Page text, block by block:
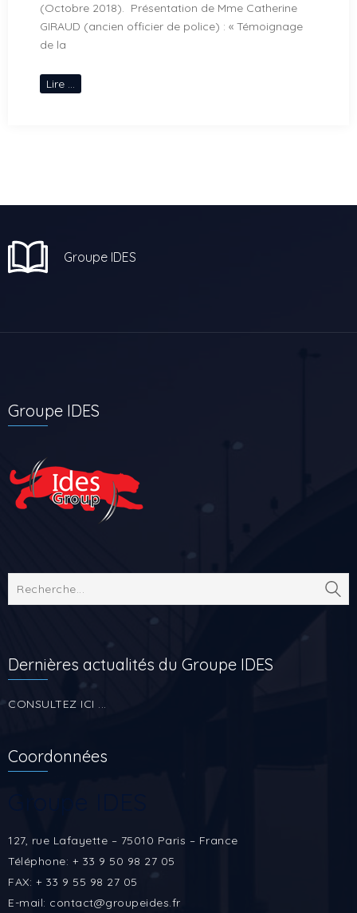
(Octobre 2018). Présentation de Mme Catherine
GIRAUD (ancien officier de police) : « Témoignage
de la
Lire ...
Groupe IDES
Groupe IDES
Dernières actualités du Groupe IDES
CONSULTEZ ICI ...
Coordonnées
127, rue Lafayette – 75010 Paris – France
Téléphone: + 33 9 50 98 27 05
FAX: + 33 9 55 98 27 05
E-mail: contact@groupeides.fr